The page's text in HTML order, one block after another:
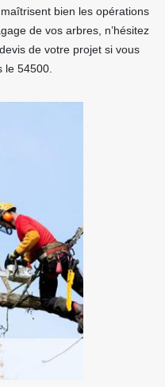
bien les opérations
de vos arbres, n’hésitez
de votre projet si vous
le 54500.